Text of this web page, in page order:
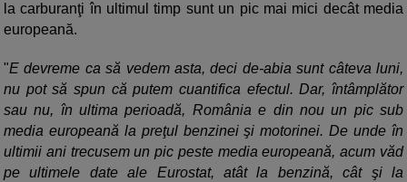
la carburanţi în ultimul timp sunt un pic mai mici decât media
europeană.
"E devreme ca să vedem asta, deci de-abia sunt câteva luni,
nu pot să spun că putem cuantifica efectul. Dar, întâmplător
sau nu, în ultima perioadă, România e din nou un pic sub
media europeană la preţul benzinei şi motorinei. De unde în
ultimii ani trecusem un pic peste media europeană, acum văd
pe ultimele date ale Eurostat, atât la benzină, cât şi la